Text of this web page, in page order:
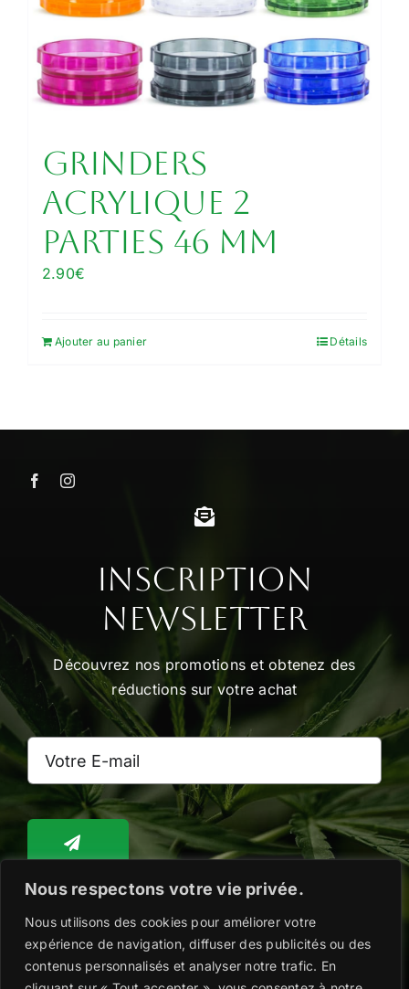
Nous respectons votre vie privée.
Nous utilisons des cookies pour améliorer votre
expérience de navigation, diffuser des publicités ou des
contenus personnalisés et analyser notre trafic. En
Grinders
acrylique 2
parties 46 mm
2.90€
Ajouter au panier Détails
Inscription
Newsletter
Découvrez nos promotions et obtenez des
réductions sur votre achat
Toggle
Navigation
WooCommerce Cart